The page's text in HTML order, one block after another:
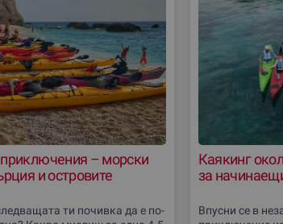
– морски
и островите
ти почивка да е по-
Каякинг
за
Впусни се в